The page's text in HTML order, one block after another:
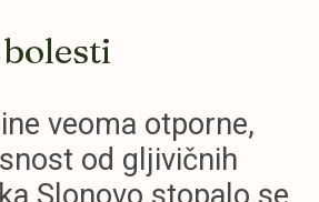
veoma otporne,
od gljivičnih